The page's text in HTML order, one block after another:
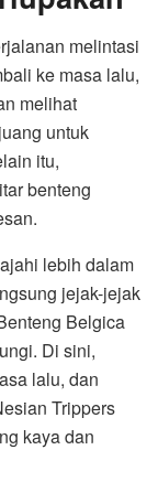
melintasi
ke masa lalu,
melihat
untuk
itu,
benteng
lebih dalam
jejak-jejak
Belgica
Di sini,
lalu, dan
Trippers
kaya dan